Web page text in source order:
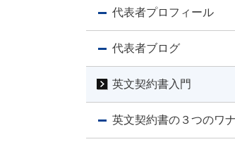
代表者プロフィール
代表者ブログ
英文契約書入門
英文契約書の３つのワ